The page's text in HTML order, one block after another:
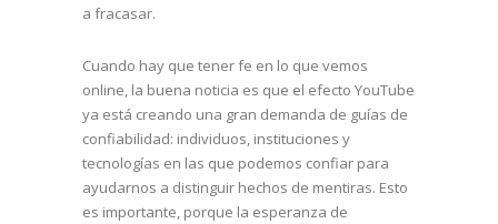
a fracasar.
Cuando hay que tener fe en lo que vemos
online, la buena noticia es que el efecto YouTube
ya está creando una gran demanda de guías de
confiabilidad: individuos, instituciones y
tecnologías en las que podemos confiar para
ayudarnos a distinguir hechos de mentiras. Esto
es importante, porque la esperanza de